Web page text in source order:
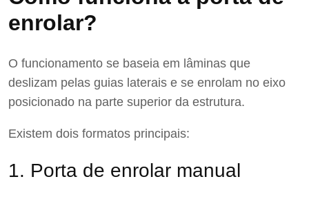
enrolar?
O funcionamento se baseia em lâminas que
deslizam pelas guias laterais e se enrolam no eixo
posicionado na parte superior da estrutura.
Existem dois formatos principais:
1. Porta de enrolar manual